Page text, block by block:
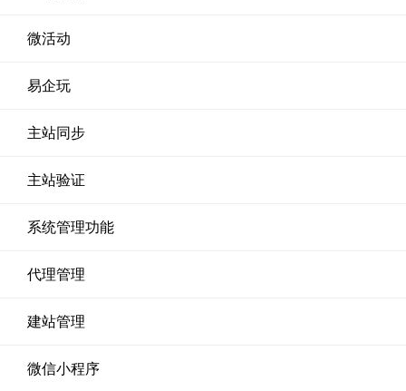
微活动
易企玩
主站同步
主站验证
系统管理功能
代理管理
建站管理
微信小程序